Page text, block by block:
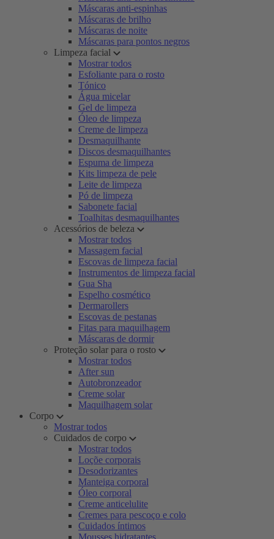
Máscaras anti-espinhas
Máscaras de brilho
Máscaras de noite
Máscaras para pontos negros
Limpeza facial
Mostrar todos
Esfoliante para o rosto
Tónico
Água micelar
Gel de limpeza
Óleo de limpeza
Creme de limpeza
Desmaquilhante
Discos desmaquilhantes
Espuma de limpeza
Kits limpeza de pele
Leite de limpeza
Pó de limpeza
Sabonete facial
Toalhitas desmaquilhantes
Acessórios de beleza
Mostrar todos
Massagem facial
Escovas de limpeza facial
Instrumentos de limpeza facial
Gua Sha
Espelho cosmético
Dermarollers
Escovas de pestanas
Fitas para maquilhagem
Máscaras de dormir
Proteção solar para o rosto
Mostrar todos
After sun
Autobronzeador
Creme solar
Maquilhagem solar
Corpo
Mostrar todos
Cuidados de corpo
Mostrar todos
Loçõe corporais
Desodorizantes
Manteiga corporal
Óleo corporal
Creme anticelulite
Cremes para pescoço e colo
Cuidados íntimos
Mousses hidratantes